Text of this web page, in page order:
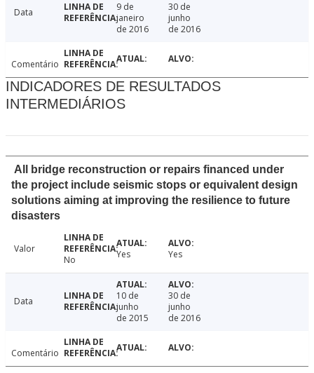
Data
9 de
janeiro
de 2016
30 de
junho
de 2016
Comentário
INDICADORES DE RESULTADOS
INTERMEDIÁRIOS
All bridge reconstruction or repairs financed under
the project include seismic stops or equivalent design
solutions aiming at improving the resilience to future
disasters
Valor
No
Yes Yes
Data
10 de
junho
de 2015
30 de
junho
de 2016
Comentário